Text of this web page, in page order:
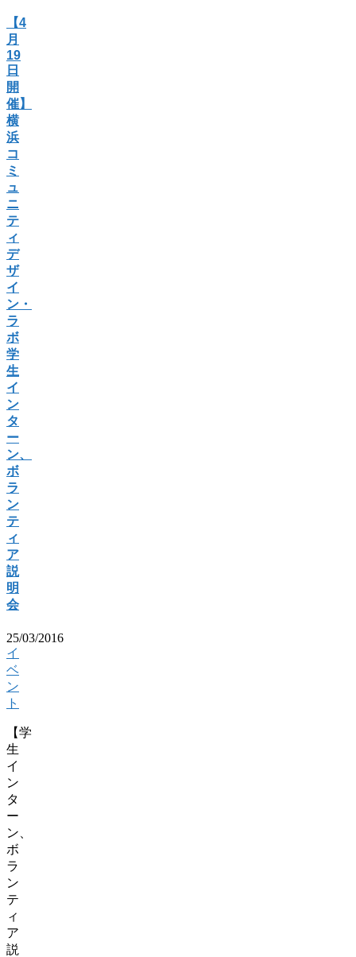
【4
月
19
日
開
催】
横
浜
コ
ミ
ュ
ニ
テ
ィ
デ
ザ
イ
ン・
ラ
ボ
学
生
イ
ン
タ
ー
ン、
ボ
ラ
ン
テ
ィ
ア
説
明
会
25/03/2016
イ
ベ
ン
ト
【学
生
イ
ン
タ
ー
ン、
ボ
ラ
ン
テ
ィ
ア
説